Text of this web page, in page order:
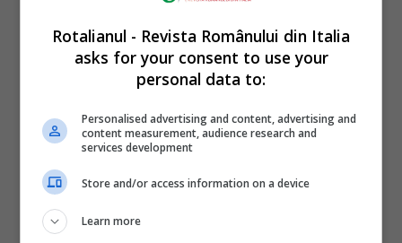
Rotalianul - Revista Românului din Italia
asks for your consent to use your
personal data to:
Personalised advertising and content, advertising and
content measurement, audience research and
services development
Store and/or access information on a device
Learn more